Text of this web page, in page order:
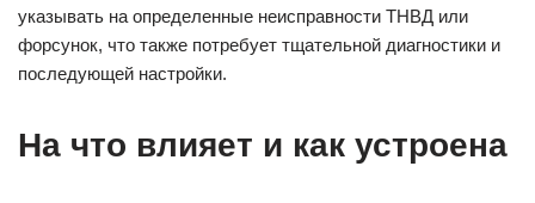
указывать на определенные неисправности ТНВД или
форсунок, что также потребует тщательной диагностики и
последующей настройки.
На что влияет и как устроена